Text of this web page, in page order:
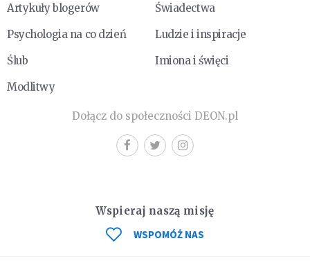
Artykuły blogerów
Świadectwa
Psychologia na co dzień
Ludzie i inspiracje
Ślub
Imiona i święci
Modlitwy
Dołącz do społeczności DEON.pl
Wspieraj naszą misję
WSPOMÓŻ NAS